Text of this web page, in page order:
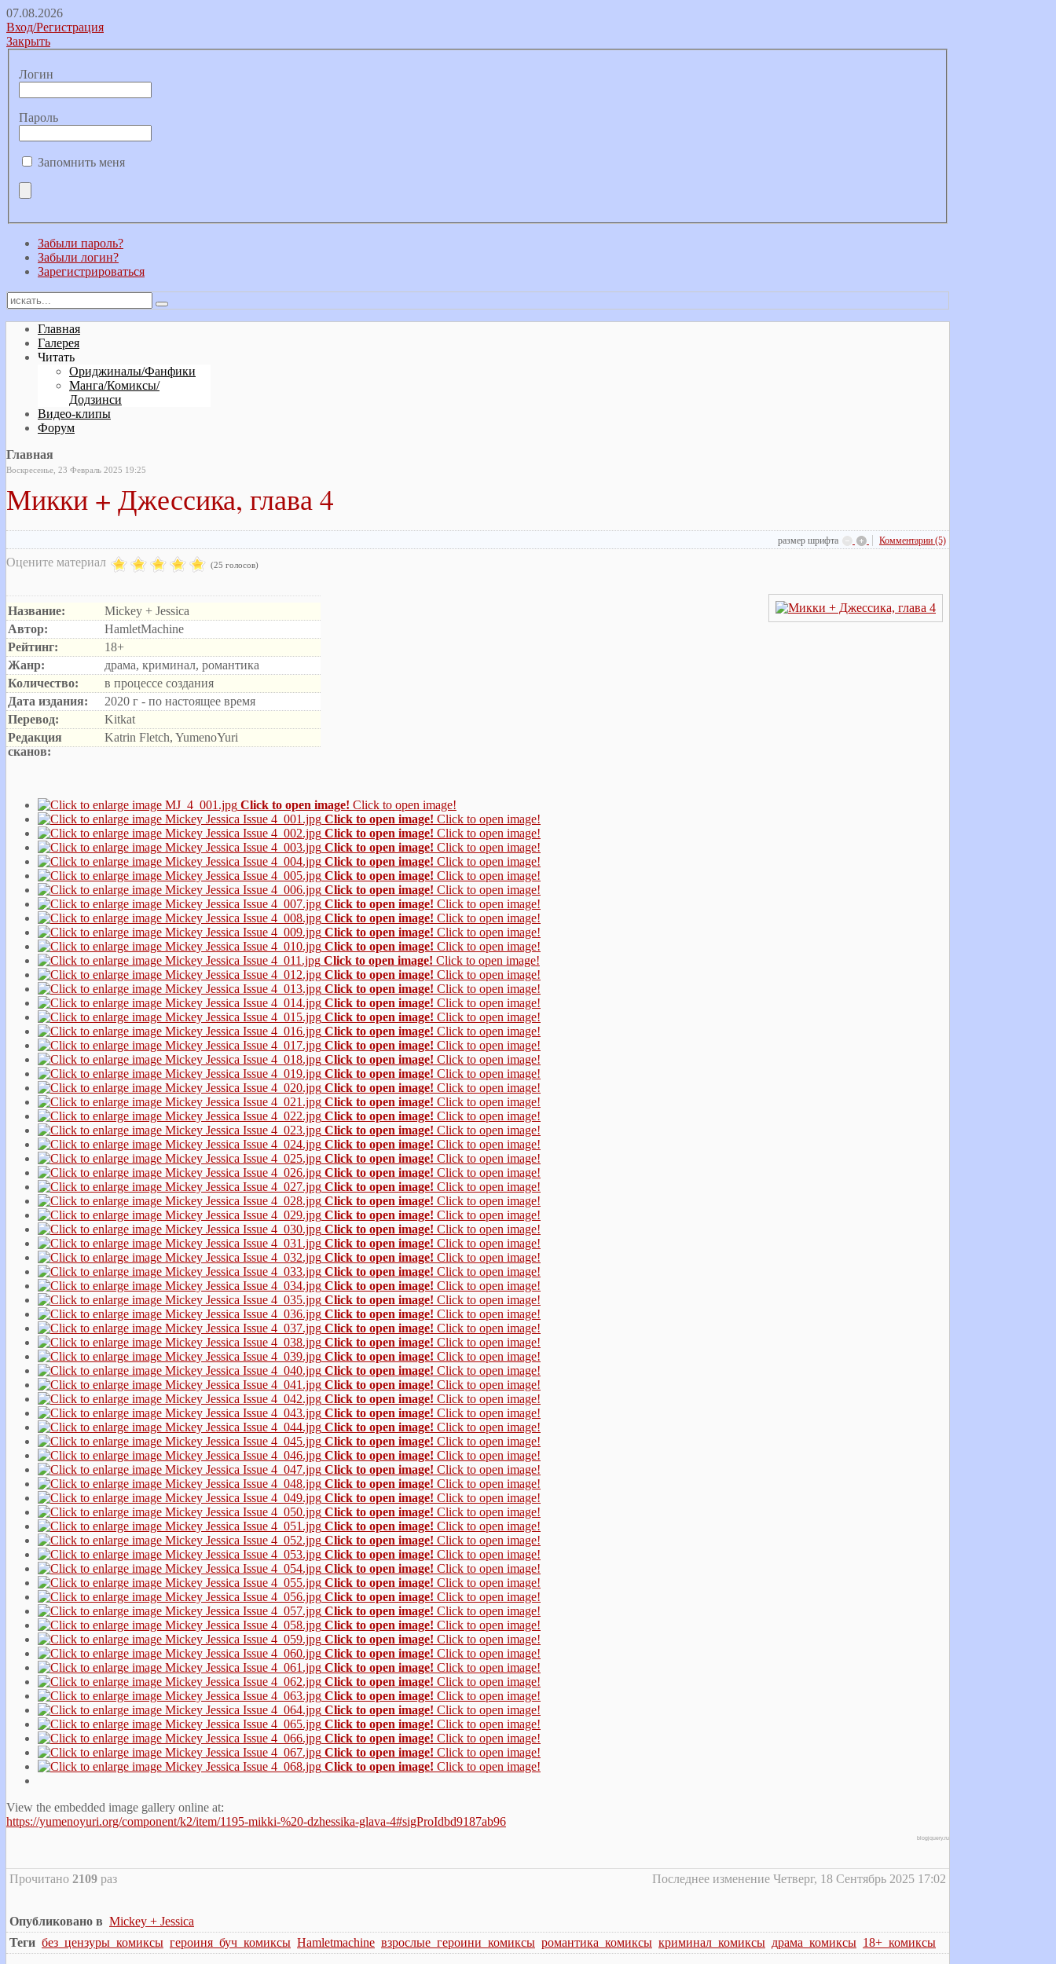
07.08.2026
Вход/Регистрация
Закрыть
Логин
Пароль
Запомнить меня
Забыли пароль?
Забыли логин?
Зарегистрироваться
Главная
Галерея
Читать
Ориджиналы/Фанфики
Манга/Комиксы/
Додзинси
Видео-клипы
Форум
Главная
Воскресенье, 23 Февраль 2025 19:25
Микки + Джессика, глава 4
размер шрифта Комментарии (5)
Оцените материал (25 голосов)
Название:
Mickey + Jessica
Автор:
HamletMachine
Рейтинг:
18+
Жанр:
драма, криминал, романтика
Количество:
в процессе создания
Дата издания:
2020 г - по настоящее время
Перевод:
Kitkat
Редакция
сканов:
Katrin Fletch, YumenoYuri
Click to open image! Click to open image!
Click to open image! Click to open image!
Click to open image! Click to open image!
Click to open image! Click to open image!
Click to open image! Click to open image!
Click to open image! Click to open image!
Click to open image! Click to open image!
Click to open image! Click to open image!
Click to open image! Click to open image!
Click to open image! Click to open image!
Click to open image! Click to open image!
Click to open image! Click to open image!
Click to open image! Click to open image!
Click to open image! Click to open image!
Click to open image! Click to open image!
Click to open image! Click to open image!
Click to open image! Click to open image!
Click to open image! Click to open image!
Click to open image! Click to open image!
Click to open image! Click to open image!
Click to open image! Click to open image!
Click to open image! Click to open image!
Click to open image! Click to open image!
Click to open image! Click to open image!
Click to open image! Click to open image!
Click to open image! Click to open image!
Click to open image! Click to open image!
Click to open image! Click to open image!
Click to open image! Click to open image!
Click to open image! Click to open image!
Click to open image! Click to open image!
Click to open image! Click to open image!
Click to open image! Click to open image!
Click to open image! Click to open image!
Click to open image! Click to open image!
Click to open image! Click to open image!
Click to open image! Click to open image!
Click to open image! Click to open image!
Click to open image! Click to open image!
Click to open image! Click to open image!
Click to open image! Click to open image!
Click to open image! Click to open image!
Click to open image! Click to open image!
Click to open image! Click to open image!
Click to open image! Click to open image!
Click to open image! Click to open image!
Click to open image! Click to open image!
Click to open image! Click to open image!
Click to open image! Click to open image!
Click to open image! Click to open image!
Click to open image! Click to open image!
Click to open image! Click to open image!
Click to open image! Click to open image!
Click to open image! Click to open image!
Click to open image! Click to open image!
Click to open image! Click to open image!
Click to open image! Click to open image!
Click to open image! Click to open image!
Click to open image! Click to open image!
Click to open image! Click to open image!
Click to open image! Click to open image!
Click to open image! Click to open image!
Click to open image! Click to open image!
Click to open image! Click to open image!
Click to open image! Click to open image!
Click to open image! Click to open image!
Click to open image! Click to open image!
Click to open image! Click to open image!
Click to open image! Click to open image!
View the embedded image gallery online at:
https://yumenoyuri.org/component/k2/item/1195-mikki-%20-dzhessika-glava-4#sigProIdbd9187ab96
blogjquery.ru
Прочитано 2109 раз Последнее изменение Четверг, 18 Сентябрь 2025 17:02
Опубликовано в Mickey + Jessica
Теги без_цензуры_комиксы героиня_буч_комиксы Hamletmachine взрослые_героини_комиксы романтика_комиксы криминал_комиксы драма_комиксы 18+_комиксы